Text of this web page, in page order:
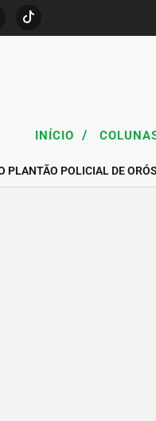
INÍCIO /
PLANTÃO POLICIAL DE